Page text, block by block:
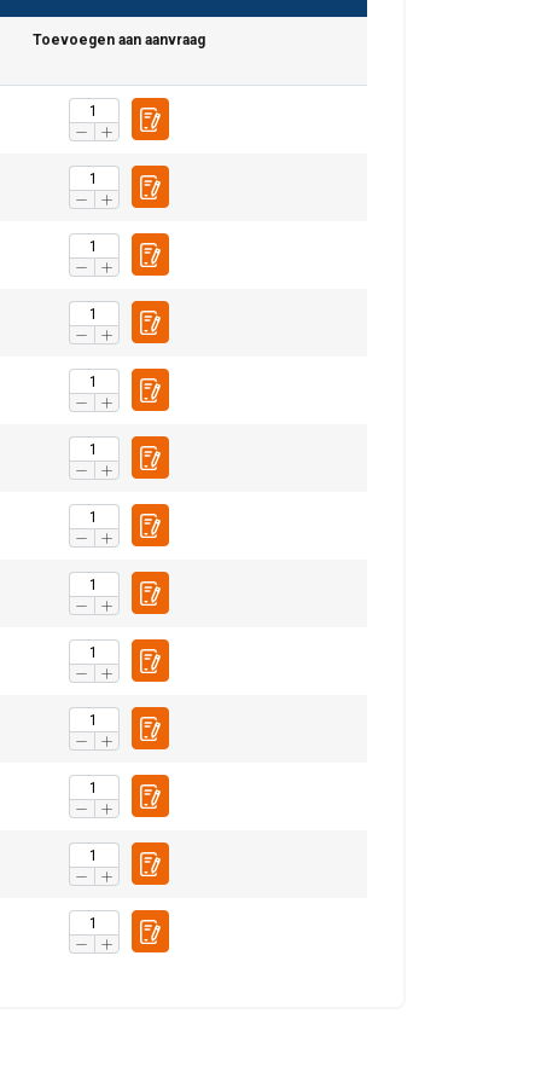
Toevoegen aan aanvraag
ENGLISH TRANSLATION
te analyseren. We
die deze
Niet-
geclassificeerd
ACCEPTEREN